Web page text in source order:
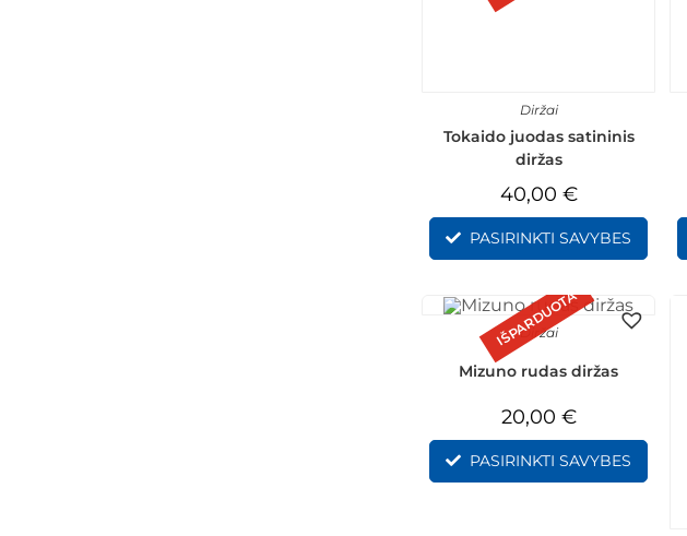
Diržai
Tokaido juodas satininis
diržas
40,00 €
PASIRINKTI SAVYBES
IŠPARDUOTA
Diržai
Mizuno rudas diržas
20,00 €
PASIRINKTI SAVYBES